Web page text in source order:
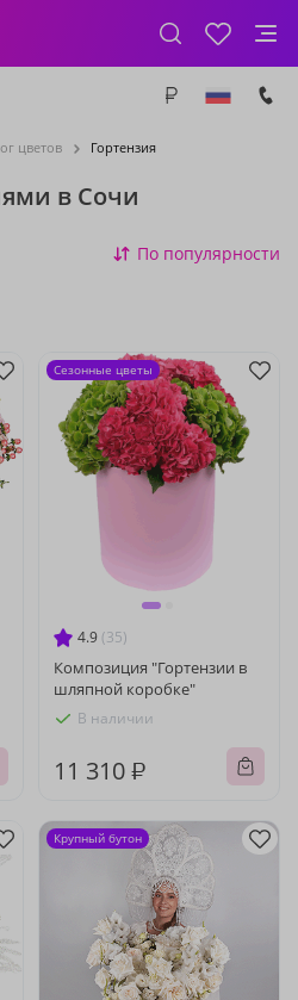
цветов Гортензия
в Сочи
По популярности
4.9 (35)
Композиция "Гортензии в
шляпной коробке"
В наличии
11 310 ₽
Сезонные цветы
Крупный бутон